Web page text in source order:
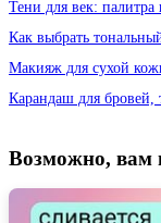
Тени для век:
Как выбрать
Макияж для сухой
Карандаш для бровей,
Возможно, вам